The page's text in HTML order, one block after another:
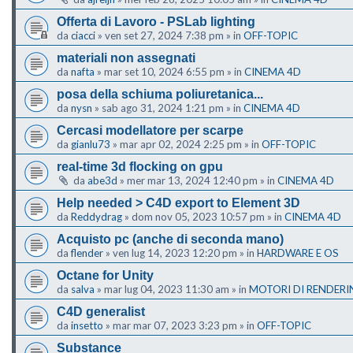
Offerta di Lavoro - PSLab lighting
da ciacci » ven set 27, 2024 7:38 pm » in OFF-TOPIC
materiali non assegnati
da nafta » mar set 10, 2024 6:55 pm » in CINEMA 4D
posa della schiuma poliuretanica...
da nysn » sab ago 31, 2024 1:21 pm » in CINEMA 4D
Cercasi modellatore per scarpe
da gianlu73 » mar apr 02, 2024 2:25 pm » in OFF-TOPIC
real-time 3d flocking on gpu
da abe3d » mer mar 13, 2024 12:40 pm » in CINEMA 4D
Help needed > C4D export to Element 3D
da Reddydrag » dom nov 05, 2023 10:57 pm » in CINEMA 4D
Acquisto pc (anche di seconda mano)
daflender » ven lug 14, 2023 12:20 pm » in HARDWARE E OS
Octane for Unity
da salva » mar lug 04, 2023 11:30 am » in MOTORI DI
C4D generalist
da insetto » mar mar 07, 2023 3:23 pm » in OFF-TOPIC
Substance